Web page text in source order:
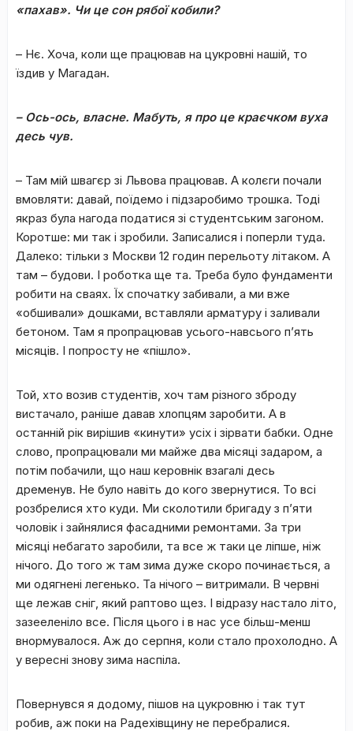
«пахав». Чи це сон рябої кобили?
– Нє. Хоча, коли ще працював на цукровні нашій, то
їздив у Магадан.
– Ось-ось, власне. Мабуть, я про це краєчком вуха
десь чув.
– Там мій швагєр зі Львова працював. А колєги почали
вмовляти: давай, поїдемо і підзаробимо трошка. Тоді
якраз була нагода податися зі студентським загоном.
Коротше: ми так і зробили. Записалися і поперли туда.
Далеко: тільки з Москви 12 годин перельоту літаком. А
там – будови. І роботка ще та. Треба було фундаменти
робити на сваях. Їх спочатку забивали, а ми вже
«обшивали» дошками, вставляли арматуру і заливали
бетоном. Там я пропрацював усього-навсього п’ять
місяців. І попросту не «пішло».
Той, хто возив студентів, хоч там різного зброду
вистачало, раніше давав хлопцям заробити. А в
останній рік вирішив «кинути» усіх і зірвати бабки. Одне
слово, пропрацювали ми майже два місяці задаром, а
потім побачили, що наш керовнік взагалі десь
дременув. Не було навіть до кого звернутися. То всі
розбрелися хто куди. Ми сколотили бригаду з п’яти
чоловік і зайнялися фасадними ремонтами. За три
місяці небагато заробили, та все ж таки це ліпше, ніж
нічого. До того ж там зима дуже скоро починається, а
ми одягнені легенько. Та нічого – витримали. В червні
ще лежав сніг, який раптово щез. І відразу настало літо,
зазееленіло все. Після цього і в нас усе більш-менш
внормувалося. Аж до серпня, коли стало прохолодно. А
у вересні знову зима наспіла.
Повернувся я додому, пішов на цукровню і так тут
робив, аж поки на Радехівщину не перебралися.